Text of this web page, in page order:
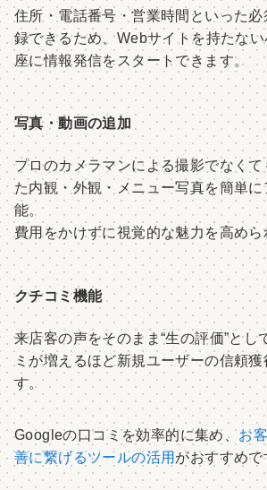
住所・電話番号・営業時間といった
録できるため、Webサイトを持たな
座に情報発信をスタートできます。
写真・動画の追加
プロのカメラマンによる撮影でなく
た内観・外観・メニュー写真を簡単
能。
費用をかけずに視覚的な魅力を高め
クチコミ機能
来店客の声をそのまま“生の評価”とし
ミが増えるほど新規ユーザーの信頼
す。
Googleの口コミを効率的に集め、 お
善に繋げるツールの活用がおすすめで